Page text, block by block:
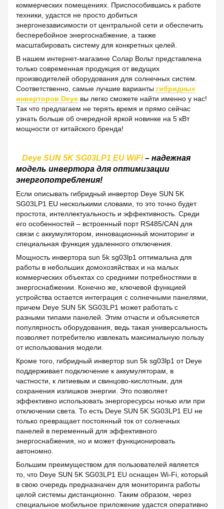
коммерческих помещениях. Приспособившись к работе
техники, удастся не просто добиться
энергонезависимости от центральной сети и обеспечить
бесперебойное энергоснабжение, а также
масштабировать систему для конкретных целей.
В нашем интернет-магазине Солар Вольт представлена ​​
только современная продукция от ведущих
производителей оборудования для солнечных систем.
Соответственно, самые лучшие варианты гибридных
инверторов Deye вы легко сможете найти именно у нас!
Так что предлагаем не терять время и прямо сейчас
узнать больше об очередной яркой новинке на 5 кВт
мощности от китайского бренда!
Deye SUN 5K SG03LP1 EU WiFi– надежная
модель инвертора для оптимизации
энергопотребления!
Если описывать гибридный инвертор Deye SUN 5K
SG03LP1 EU несколькими словами, то это точно будет
простота, интеллектуальность и эффективность. Среди
его особенностей – встроенный порт RS485/CAN для
связи с аккумулятором, инновационный мониторинг и
специальная функция удаленного отключения.
Мощность инвертора sun 5k sg03lp1 оптимальна для
работы в небольших домохозяйствах и на малых
коммерческих объектах со средними потребностями в
энергоснабжении. Конечно же, ключевой функцией
устройства остается интеграция с солнечными панелями,
причем Deye SUN 5K SG03LP1 может работать с
разными типами панелей. Этим отчасти и объясняется
популярность оборудования, ведь такая универсальность
позволяет потребителю извлекать максимальную пользу
от использования модели.
Кроме того, гибридный инвертор sun 5k sg03lp1 от Deye
поддерживает подключение к аккумуляторам, в
частности, к литиевым и свинцово-кислотным, для
сохранения излишков энергии. Это позволяет
эффективно использовать энергоресурсы ночью или при
отключении света. То есть Deye SUN 5K SG03LP1 EU не
только превращает постоянный ток от солнечных
панелей в переменный для эффективного
энергоснабжения, но и может функционировать
автономно.
Большим преимуществом для пользователей является
то, что Deye SUN 5K SG03LP1 EU оснащен Wi-Fi, который
в свою очередь предназначен для мониторинга работы
целой системы дистанционно. Таким образом, через
специальное мобильное приложение удастся оперативно